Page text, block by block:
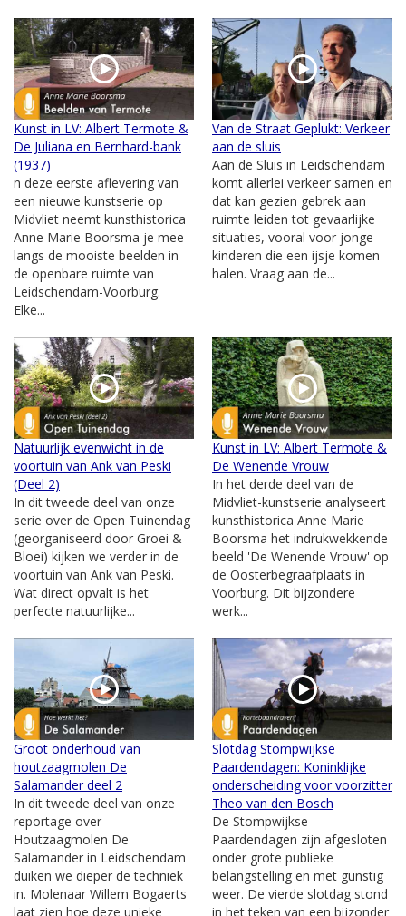
Kunst in LV: Albert Termote &
De Juliana en Bernhard-bank
(1937)
n deze eerste aflevering van
een nieuwe kunstserie op
Midvliet neemt kunsthistorica
Anne Marie Boorsma je mee
langs de mooiste beelden in
de openbare ruimte van
Leidschendam-Voorburg.
Elke...
Van de Straat Geplukt: Verkeer
aan de sluis
Aan de Sluis in Leidschendam
komt allerlei verkeer samen en
dat kan gezien gebrek aan
ruimte leiden tot gevaarlijke
situaties, vooral voor jonge
kinderen die een ijsje komen
halen. Vraag aan de...
Natuurlijk evenwicht in de
voortuin van Ank van Peski
(Deel 2)
In dit tweede deel van onze
serie over de Open Tuinendag
(georganiseerd door Groei &
Bloei) kijken we verder in de
voortuin van Ank van Peski.
Wat direct opvalt is het
perfecte natuurlijke...
Kunst in LV: Albert Termote &
De Wenende Vrouw
In het derde deel van de
Midvliet-kunstserie analyseert
kunsthistorica Anne Marie
Boorsma het indrukwekkende
beeld 'De Wenende Vrouw' op
de Oosterbegraafplaats in
Voorburg. Dit bijzondere
werk...
Groot onderhoud van
houtzaagmolen De
Salamander deel 2
In dit tweede deel van onze
reportage over
Houtzaagmolen De
Salamander in Leidschendam
duiken we dieper de techniek
in. Molenaar Willem Bogaerts
laat zien hoe deze unieke
Slotdag Stompwijkse
Paardendagen: Koninklijke
onderscheiding voor voorzitter
Theo van den Bosch
De Stompwijkse
Paardendagen zijn afgesloten
onder grote publieke
belangstelling en met gunstig
weer. De vierde slotdag stond
in het teken van een bijzonder